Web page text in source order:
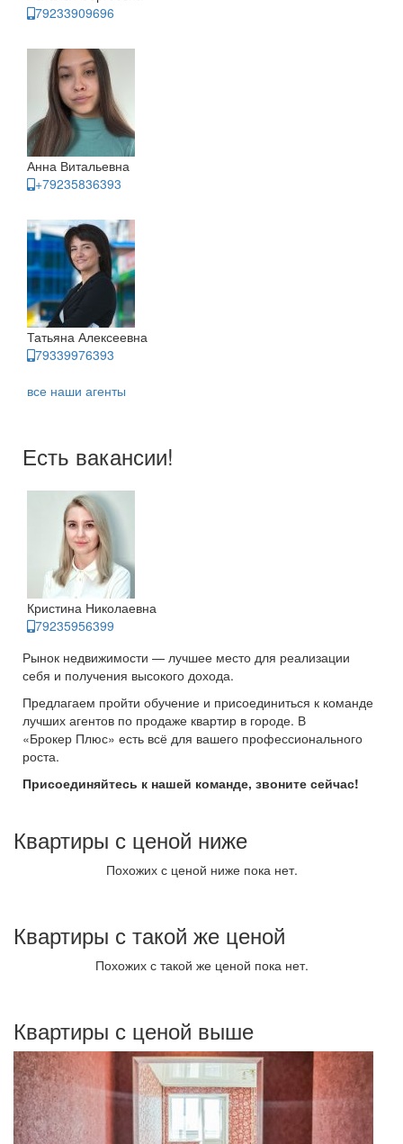
79233909696
Анна Витальевна
+79235836393
Татьяна Алексеевна
79339976393
все наши агенты
Есть вакансии!
Кристина Николаевна
79235956399
Рынок недвижимости — лучшее место для реализации
себя и получения высокого дохода.
Предлагаем пройти обучение и присоединиться к команде
лучших агентов по продаже квартир в городе. В
«Брокер Плюс» есть всё для вашего профессионального
роста.
Присоединяйтесь к нашей команде, звоните сейчас!
Квартиры с ценой ниже
Похожих с ценой ниже пока нет.
Квартиры с такой же ценой
Похожих с такой же ценой пока нет.
Квартиры с ценой выше